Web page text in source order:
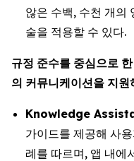
않은 수백, 수천 개의
술을 적용할 수 있다.
규정 준수를 중심으로 한
의 커뮤니케이션을 지원
Knowledge
가이드를 제공해 사
례를 따르며, 앱 내에